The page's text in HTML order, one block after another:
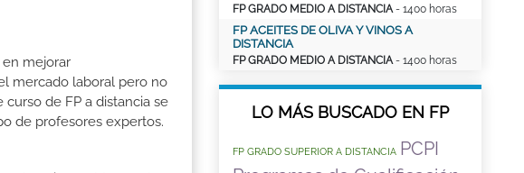
mejorar
mercado laboral pero no
de FP a distancia se
de profesores expertos.
FP GRADO MEDIO A DISTANCIA- 1400 horas
FP ACEITES DE OLIVA Y VINOS A
DISTANCIA
FP GRADO MEDIO A DISTANCIA- 1400 horas
LO MÁS BUSCADO EN FP
FP GRADO SUPERIOR A DISTANCIA PCPI